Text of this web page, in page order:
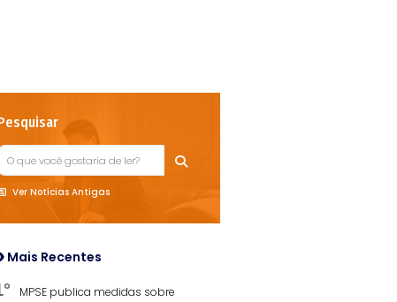
Ver Notícias Antigas
Mais Recentes
MPSE publica medidas sobre